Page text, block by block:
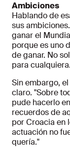
Ambiciones
Hablando de
sus
ganar el
porque es uno
de ganar. No
para
Sin embargo,
claro. "Sobre
pude hacerlo
recuerdos de
por Croacia en
actuación no
quería."